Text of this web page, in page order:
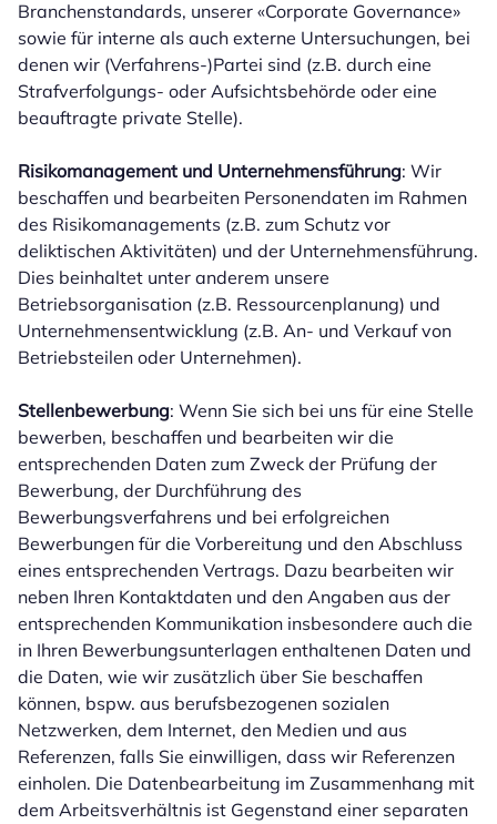
Branchenstandards, unserer «Corporate Governance»
sowie für interne als auch externe Untersuchungen, bei
denen wir (Verfahrens-)Partei sind (z.B. durch eine
Strafverfolgungs- oder Aufsichtsbehörde oder eine
beauftragte private Stelle).
Risikomanagement und Unternehmensführung: Wir
beschaffen und bearbeiten Personendaten im Rahmen
des Risikomanagements (z.B. zum Schutz vor
deliktischen Aktivitäten) und der Unternehmensführung.
Dies beinhaltet unter anderem unsere
Betriebsorganisation (z.B. Ressourcenplanung) und
Unternehmensentwicklung (z.B. An- und Verkauf von
Betriebsteilen oder Unternehmen).
Stellenbewerbung: Wenn Sie sich bei uns für eine Stelle
bewerben, beschaffen und bearbeiten wir die
entsprechenden Daten zum Zweck der Prüfung der
Bewerbung, der Durchführung des
Bewerbungsverfahrens und bei erfolgreichen
Bewerbungen für die Vorbereitung und den Abschluss
eines entsprechenden Vertrags. Dazu bearbeiten wir
neben Ihren Kontaktdaten und den Angaben aus der
entsprechenden Kommunikation insbesondere auch die
in Ihren Bewerbungsunterlagen enthaltenen Daten und
die Daten, wie wir zusätzlich über Sie beschaffen
können, bspw. aus berufsbezogenen sozialen
Netzwerken, dem Internet, den Medien und aus
Referenzen, falls Sie einwilligen, dass wir Referenzen
einholen. Die Datenbearbeitung im Zusammenhang mit
dem Arbeitsverhältnis ist Gegenstand einer separaten